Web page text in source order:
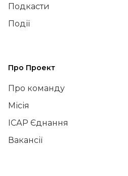
Подкасти
Події
Про Проект
Про команду
Місія
ІСАР Єднання
Вакансії